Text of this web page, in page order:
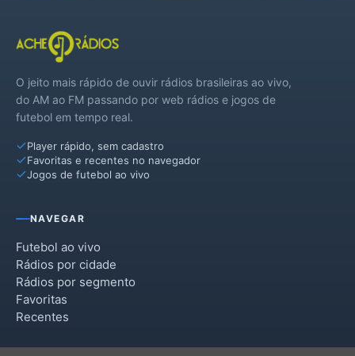
O jeito mais rápido de ouvir rádios brasileiras ao vivo,
do AM ao FM passando por web rádios e jogos de
futebol em tempo real.
Player rápido, sem cadastro
Favoritas e recentes no navegador
Jogos de futebol ao vivo
NAVEGAR
Futebol ao vivo
Rádios por cidade
Rádios por segmento
Favoritas
Recentes